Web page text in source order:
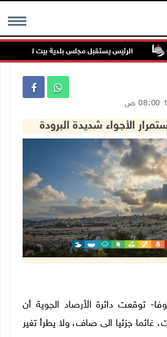
MENU
الرئيس يستقبل مجلس بلدية بيت لحم ويؤكد
الأجواء شديدة البرودة
رام الله 11-2-2023 وفا- توقعت دائرة الأرصاد الجوية أن
غائما جزئيا الى صاف، ولا يطرأ تغير